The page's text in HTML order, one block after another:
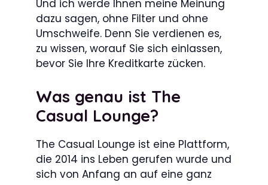
Und ich werde Ihnen meine Meinung
dazu sagen, ohne Filter und ohne
Umschweife. Denn Sie verdienen es,
zu wissen, worauf Sie sich einlassen,
bevor Sie Ihre Kreditkarte zücken.
Was genau ist The
Casual Lounge?
The Casual Lounge ist eine Plattform,
die 2014 ins Leben gerufen wurde und
sich von Anfang an auf eine ganz